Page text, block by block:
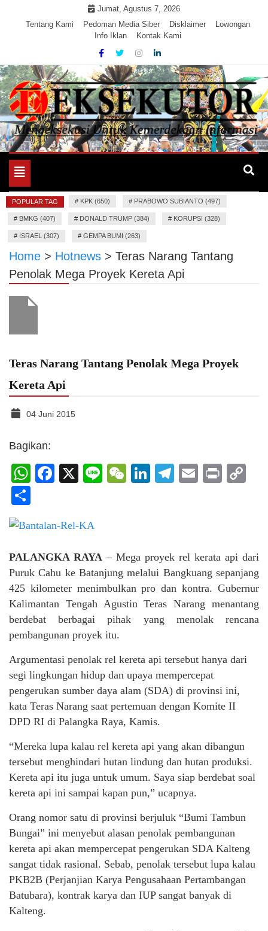
Jumat, Agustus 7, 2026
Tentang Kami
Pedoman Media Siber Disklaimer
Lowongan
Info Iklan
Kontak Kami
EKSEKUTOR
Mengeksekusi Berita Untuk Kemerdekaan dan Keadilan
Toggle
navigation
POPULAR TAG # KPK (650) # PRABOWO SUBIANTO (497)
# BMKG (407) # DONALD TRUMP (384) # KORUPSI (328)
# ISRAEL (307) # GEMPA BUMI (263)
Home > Hotnews > Teras Narang Tantang
Penolak Mega Proyek Kereta Api
Teras Narang Tantang Penolak Mega Proyek
Kereta Api
04 Juni 2015
Bagikan:
WhatsApp
Facebook
X LineWeChat
LinkedIn
Telegram
Email
Print
PALANGKA RAYA – Mega proyek rel kerata api dari
Puruk Cahu ke Batanjung melalui Bangkuang sepanjang
425 kilometer menimbulkan pro dan kontra. Gubernur
Kalimantan Tengah Agustin Teras Narang menantang
berdebat berbagai pihak yang menolak rencana
pembangunan proyek itu.
Argumentasi penolak rel kereta api tersebut hanya dari
segi lingkungan hidup dan upaya mempercepat
pengerukan sumber daya alam (SDA) di provinsi ini,
kata Teras Narang saat pertemuan dengan Komite II
DPD RI di Palangka Raya, Kamis.
“Mereka lupa kalau rel kereta api yang akan dibangun
tersebut menghindari hutan lindung dan hutan produksi.
Kereta api itu juga untuk umum. Saya siap berdebat soal
kereta api ini sampai kapan pun,” ucapnya.
Orang nomor satu di provinsi berjuluk “Bumi Tambun
Bungai” ini menyebut alasan penolak pembangunan
kereta api akan mempercepat pengerukan SDA Kalteng
sangat tidak rasional. Sebab, penolak tersebut lupa kalau
PKB2B (Perjanjian Karya Pengusahaan Pertambangan
Batubara), kontrak karya dan IUP sangat banyak di
Kalteng.